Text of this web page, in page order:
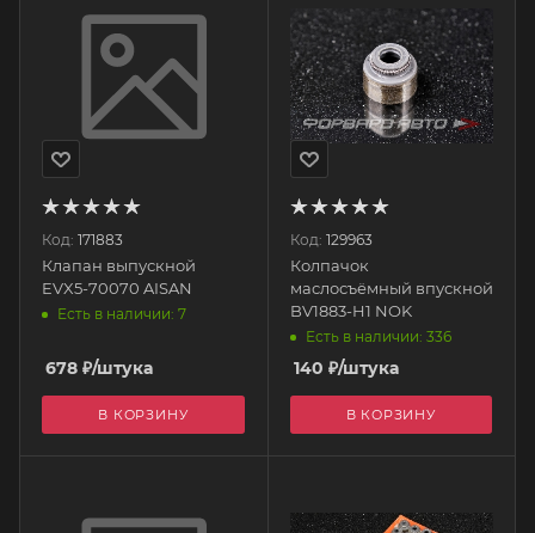
Код: 171883
Клапан выпускной
EVX5-70070 AISAN
Есть в наличии: 7
678 ₽/штука
В КОРЗИНУ
Код: 129963
Колпачок
маслосъёмный впускной
BV1883-H1 NOK
Есть в наличии: 336
140 ₽/штука
В КОРЗИНУ